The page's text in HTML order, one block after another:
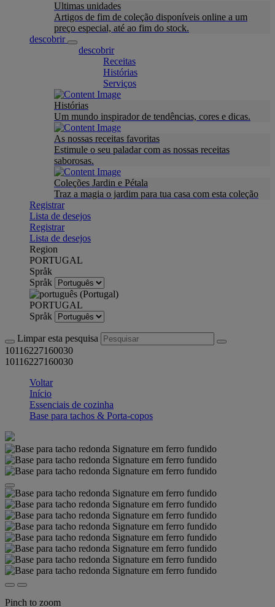
Ultimas unidades
Artigos de fim de coleção disponíveis online a um
preço especial, até ao fim do stock.
descobrir
descobrir
Receitas
Histórias
Serviços
Histórias
Um mundo inspirador de tendências, cores e dicas.
As nossas receitas favoritas
Estimule o seu paladar com as nossas receitas
saborosas.
Coleções Jardin e Pétala
Traz a magia o jardim para tua casa com esta coleção
Registrar
Lista de desejos
Registrar
Lista de desejos
Region
PORTUGAL
Språk
Språk
PORTUGAL
Språk
Limpar esta pesquisa
10116227160030
10116227160030
Voltar
Início
Essenciais de cozinha
Base para tachos & Porta-copos
Pinch to zoom